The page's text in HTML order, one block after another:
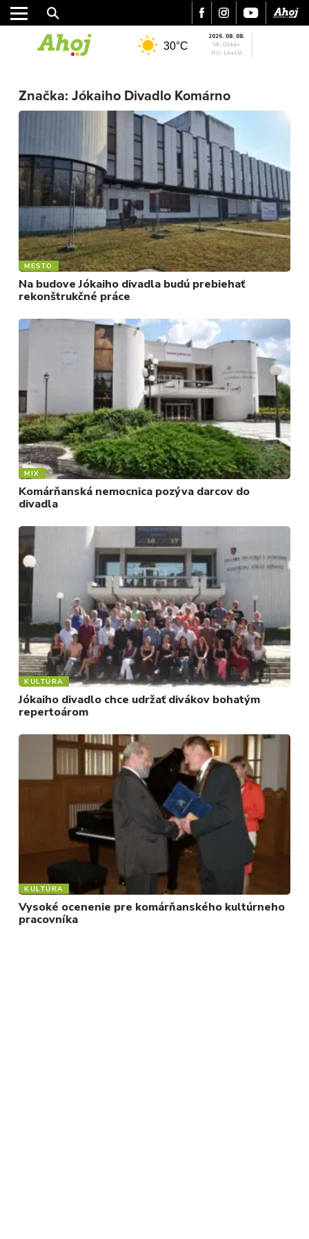
MESTO
REGIÓN
ŠPORT
KULTÚRA
FOTKY
VIDEO
MIX
30°C
2026. 08. 08.
SK: Oskár
HU: László
Značka: Jókaiho Divadlo Komárno
MESTO
Na budove Jókaiho divadla budú prebiehať
rekonštrukčné práce
MIX
Komárňanská nemocnica pozýva darcov do
divadla
KULTÚRA
Jókaiho divadlo chce udržať divákov bohatým
repertoárom
KULTÚRA
Vysoké ocenenie pre komárňanského kultúrneho
pracovníka